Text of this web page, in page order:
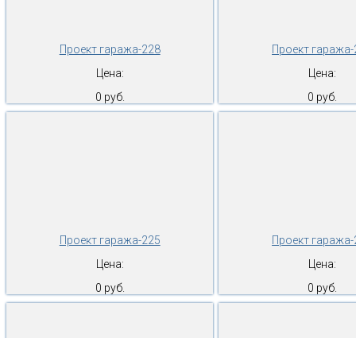
Проект гаража-228
Цена:
0 руб.
Проект
Цена:
0 руб.
Проект гаража-225
Цена:
0 руб.
Проект
Цена:
0 руб.